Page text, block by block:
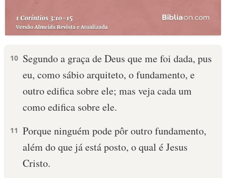
10 Segundo a graça de Deus que me foi dada, pus
eu, como sábio arquiteto, o fundamento, e
outro edifica sobre ele; mas veja cada um
como edifica sobre ele.
11 Porque ninguém pode pôr outro fundamento,
além do que já está posto, o qual é Jesus
Cristo.